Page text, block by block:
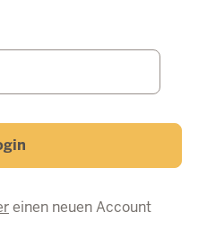
einen neuen Account